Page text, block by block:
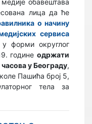
обавештава
лица да ће
о начину
сервиса
форми округлог
године одржати
у Београду,
Пашића број 5,
тела за